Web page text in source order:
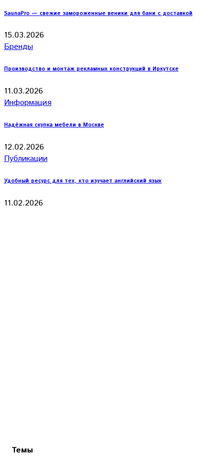
SaunaPro — свежие замороженные веники для бани с доставкой
15.03.2026
Бренды
Производство и монтаж рекламных конструкций в Иркутске
11.03.2026
Информация
Надёжная скупка мебели в Москве
12.02.2026
Публикации
Удобный ресурс для тех, кто изучает английский язык
11.02.2026
Темы